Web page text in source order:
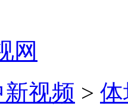
网
新视频 >